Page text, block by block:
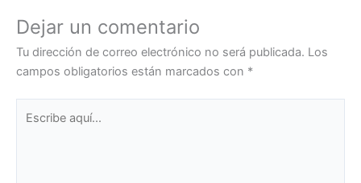
Dejar un comentario
Tu dirección de correo electrónico no será publicada. Los
campos obligatorios están marcados con *
aquí...